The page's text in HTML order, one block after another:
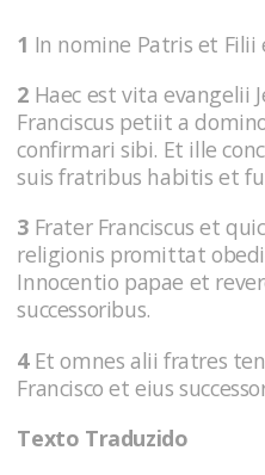
1 In nomine Patris et Filii
2 Haec est vita evangelii
Franciscus petiit a
confirmari sibi. Et ille
suis fratribus habitis et
3 Frater Franciscus et
religionis promittat
Innocentio papae et
successoribus.
4Et omnes alii fratres
Francisco et eius
Texto Traduzido